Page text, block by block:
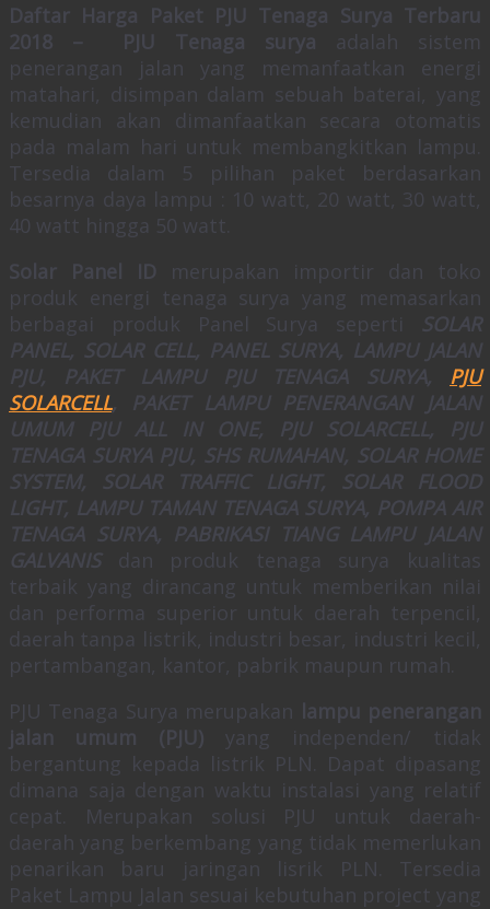
Daftar Harga Paket PJU Tenaga Surya Terbaru
2018 – PJU Tenaga surya adalah sistem
penerangan jalan yang memanfaatkan energi
matahari, disimpan dalam sebuah baterai, yang
kemudian akan dimanfaatkan secara otomatis
pada malam hari untuk membangkitkan lampu.
Tersedia dalam 5 pilihan paket berdasarkan
besarnya daya lampu : 10 watt, 20 watt, 30 watt,
40 watt hingga 50 watt.
Solar Panel ID merupakan importir dan toko
produk energi tenaga surya yang memasarkan
berbagai produk Panel Surya seperti SOLAR
PANEL, SOLAR CELL, PANEL SURYA, LAMPU JALAN
PJU, PAKET LAMPU PJU TENAGA SURYA, PJU
SOLARCELL, PAKET LAMPU PENERANGAN JALAN
UMUM PJU ALL IN ONE, PJU SOLARCELL, PJU
TENAGA SURYA PJU, SHS RUMAHAN, SOLAR HOME
SYSTEM, SOLAR TRAFFIC LIGHT, SOLAR FLOOD
LIGHT, LAMPU TAMAN TENAGA SURYA, POMPA AIR
TENAGA SURYA, PABRIKASI TIANG LAMPU JALAN
GALVANISdan produk tenaga surya kualitas
terbaik yang dirancang untuk memberikan nilai
dan performa superior untuk daerah terpencil,
daerah tanpa listrik, industri besar, industri kecil,
pertambangan, kantor, pabrik maupun rumah.
PJU Tenaga Surya merupakan lampu penerangan
jalan umum (PJU) yang independen/ tidak
bergantung kepada listrik PLN. Dapat dipasang
dimana saja dengan waktu instalasi yang relatif
cepat. Merupakan solusi PJU untuk daerah-
daerah yang berkembang yang tidak memerlukan
penarikan baru jaringan lisrik PLN. Tersedia
Paket Lampu Jalan sesuai kebutuhan project yang